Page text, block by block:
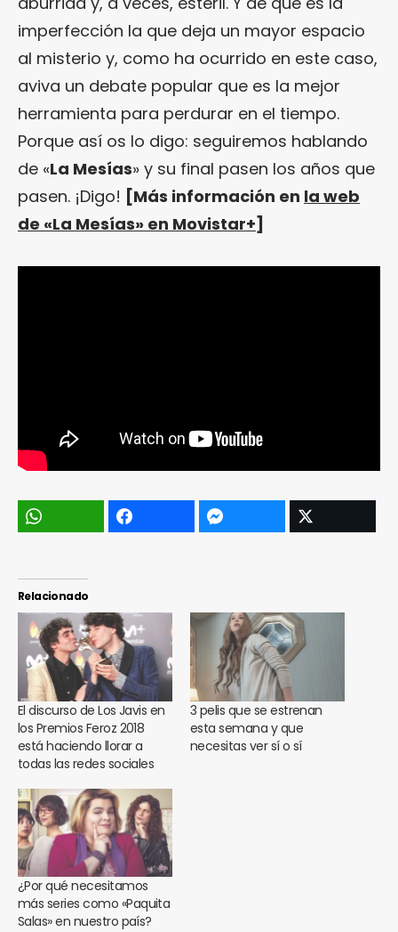
imperfección la que deja un mayor espacio
al misterio y, como ha ocurrido en este caso,
aviva un debate popular que es la mejor
herramienta para perdurar en el tiempo.
Porque así os lo digo: seguiremos hablando
de «La Mesías» y su final pasen los años que
pasen. ¡Digo! [Más información en la web
de «La Mesías» en Movistar+]
Relacionado
El discurso de Los Javis en
los Premios Feroz 2018
está haciendo llorar a
todas las redes sociales
3 pelis que se estrenan
esta semana y que
necesitas ver sí o sí
¿Por qué necesitamos
más series como «Paquita
Salas» en nuestro país?